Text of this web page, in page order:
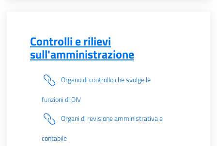
Controlli e rilievi
sull'amministrazione
Organo di controllo che svolge le
funzioni di OIV
Organi di revisione amministrativa e
contabile